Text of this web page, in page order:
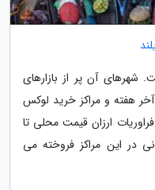
شهرهای آن پر از بازارهای
آخر هفته و مراکز خرید لوکس
ارزان قیمت محلی تا
در این مراکز فروخته می